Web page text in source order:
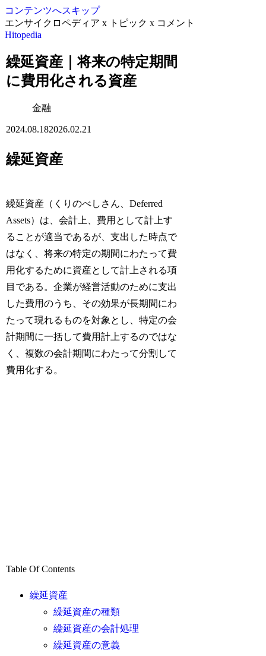
コンテンツへスキップ
エンサイクロペディア x トピック x コメント
Hitopedia
繰延資産｜将来の特定期間
に費用化される資産
金融
2024.08.182026.02.21
繰延資産
繰延資産（くりのべしさん、Deferred
Assets）は、会計上、費用として計上す
ることが適当であるが、支出した時点で
はなく、将来の特定の期間にわたって費
用化するために資産として計上される項
目である。企業が経営活動のために支出
した費用のうち、その効果が長期間にわ
たって現れるものを対象とし、特定の会
計期間に一括して費用計上するのではな
く、複数の会計期間にわたって分割して
費用化する。
Table Of Contents
繰延資産
繰延資産の種類
繰延資産の会計処理
繰延資産の意義